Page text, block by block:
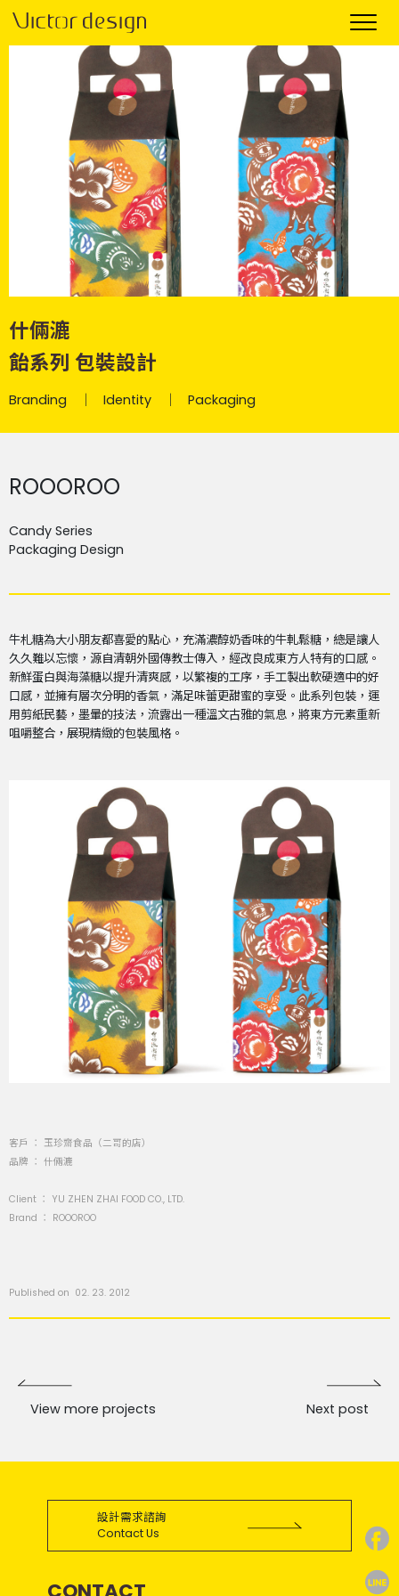
什倆漉
飴系列 包裝設計
Branding Identity Packaging
客戶 ： 玉珍齋食品（二哥的店）
品牌 ： 什倆漉
Client ： YU ZHEN ZHAI FOOD CO., LTD.
Brand ： ROOOROO
Published on 02. 23. 2012
ROOOROO
Candy Series
Packaging Design
牛札糖為大小朋友都喜愛的點心，充滿濃醇奶香味的牛軋鬆糖，總是讓人
久久難以忘懷，源自清朝外國傳教士傳入，經改良成東方人特有的口感。
新鮮蛋白與海藻糖以提升清爽感，以繁複的工序，手工製出軟硬適中的好
口感，並擁有層次分明的香氣，滿足味蕾更甜蜜的享受。此系列包裝，運
用剪紙民藝，墨暈的技法，流露出一種溫文古雅的氣息，將東方元素重新
咀嚼整合，展現精緻的包裝風格。
View more projects Next post
設計需求諮詢
Contact Us